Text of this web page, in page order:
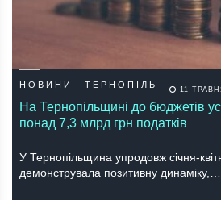
НОВИНИ ТЕРНОПІЛЬ 11
На Тернопільщині до бюджетів
понад 7,3 млрд грн податків
У Тернопільщина упродовж січня-
демонструвала позитивну динаміку,…